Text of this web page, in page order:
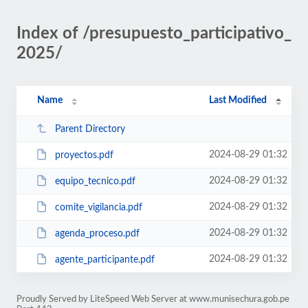
Index of /presupuesto_participativo_
2025/
Name Last Modified
Parent Directory
proyectos.pdf 2024-08-29 01:32
equipo_tecnico.pdf 2024-08-29 01:32
comite_vigilancia.pdf 2024-08-29 01:32
agenda_proceso.pdf 2024-08-29 01:32
agente_participante.pdf 2024-08-29 01:32
Proudly Served by LiteSpeed Web Server at www.munisechura.gob.pe